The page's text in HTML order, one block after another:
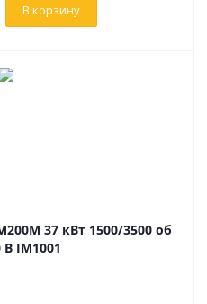
В корзину
37 кВт 1500/3500 об
В IM1001